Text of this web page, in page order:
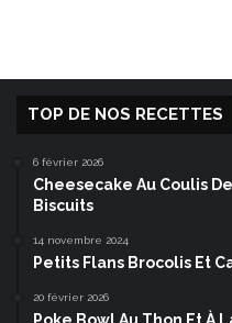
TOP DE NOS RECETTES
6 février 2026
Cheesecake Au Coulis
Biscuits
14 novembre 2024
Petits Flans Brocolis Et
20 février 2026